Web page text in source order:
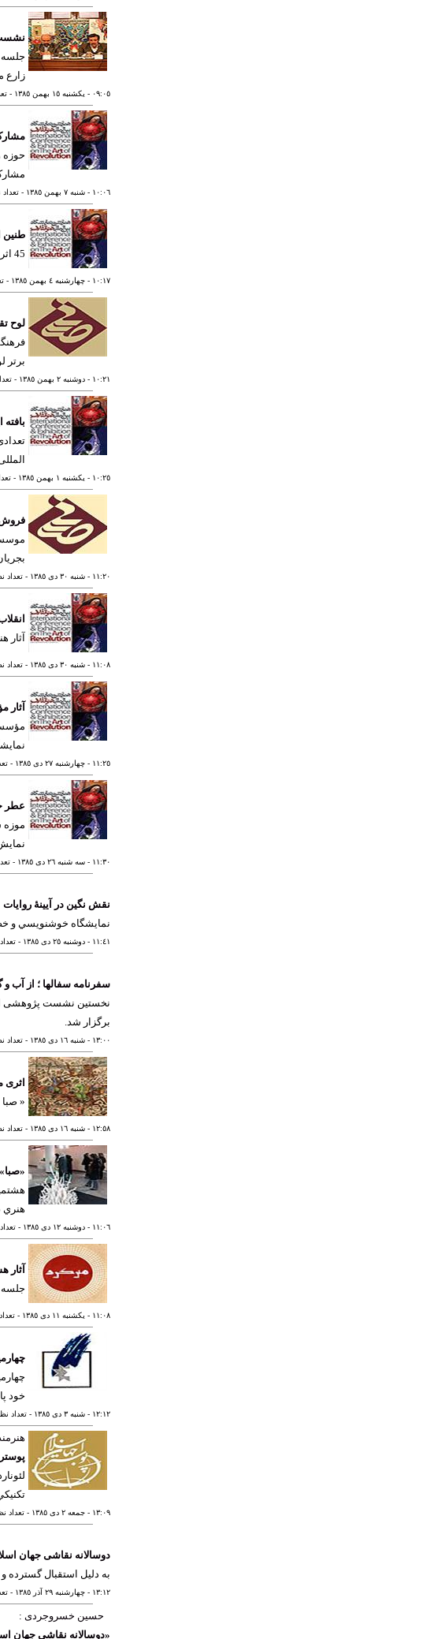
نشست
جلسه
زارع
٠٩:٠٥ - يکشنبه ١٥ بهمن ١٣٨٥ -
حوزه
١٠:٠٦ - شنبه ٧ بهمن ١٣٨٥ - تعداد
طنين
45 اثر منحصر به فرد از هنرمندان بزرگ فلسطين به « نمايشگاه بين المللي هنر انقلاب » راه يافت.
١٠:١٧ - چهارشنبه ٤ بهمن ١٣٨٥ -
لوح
برتر
١٠:٢١ - دوشنبه ٢ بهمن ١٣٨٥ -
١٠:٢٥ - يکشنبه ١ بهمن ١٣٨٥ -
فروش
١١:٢٠ - شنبه ٣٠ دی ١٣٨٥ - تعداد
آثار
١١:٠٨ - شنبه ٣٠ دی ١٣٨٥ - تعداد
آثار
١١:٢٥ - چهارشنبه ٢٧ دی ١٣٨٥ -
عطر
موزه
١١:٣٠ - سه شنبه ٢٦ دی ١٣٨٥ -
نقش نگین در آیینۀ روایات
نمايشگاه خوشنويسي و
١١:٤١ - دوشنبه ٢٥ دی ١٣٨٥ -
سفرنامه سفالها ؛ از آب و
نخستین نشست پژوهشی از
برگزار شد.
١٣:٠٠ - شنبه ١٦ دی ١٣٨٥ - تعداد
اثری
«
١٢:٥٨ - شنبه ١٦ دی ١٣٨٥ - تعداد
هنري
١١:٠٦ - دوشنبه ١٢ دی ١٣٨٥ -
آثار
جلسه
١١:٠٨ - يکشنبه ١١ دی ١٣٨٥ -
خود
١٢:١٢ - شنبه ٣ دی ١٣٨٥ - تعداد
١٣:٠٩ - جمعه ٢ دی ١٣٨٥ - تعداد
دوسالانه نقاشی جهان
به دلیل استقبال گسترده
١٣:١٢ - چهارشنبه ٢٩ آذر ١٣٨٥ -
حسین خسروجردی :
«دوسالانه نقاشي جهان